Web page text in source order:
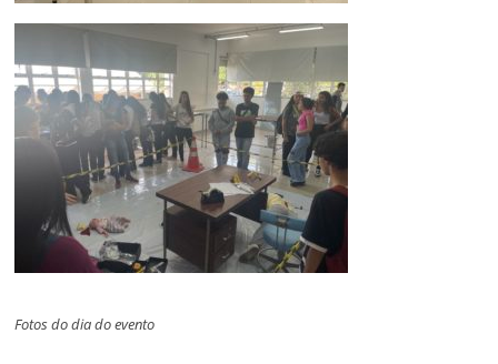
Fotos do dia do evento